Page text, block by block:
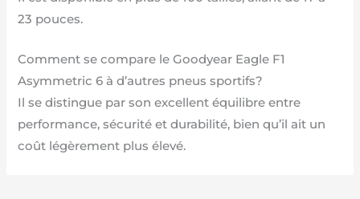
23 pouces.
Comment se compare le Goodyear Eagle F1
Asymmetric 6 à d’autres pneus sportifs?
Il se distingue par son excellent équilibre entre
performance, sécurité et durabilité, bien qu’il ait un
coût légèrement plus élevé.